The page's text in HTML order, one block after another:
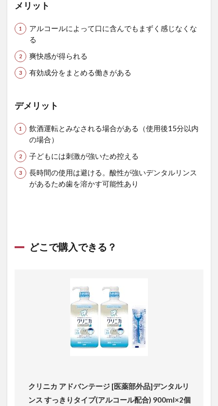
メリット
アルコールによって口に含んでもまずく感じなくな
る
爽快感が得られる
有効成分をまとめる働きがある
デメリット
飲酒運転とみなされる場合がある（使用後15分以内
の場合）
子どもには刺激が強いため控える
長時間の使用は避ける。酸性が強いデンタルリンス
があるため歯を溶かす可能性あり
どこで購入できる？
クリニカ アドバンテージ [医薬部外品]デンタルリ
ンス すっきりタイプ(アルコール配合) 900ml×2個